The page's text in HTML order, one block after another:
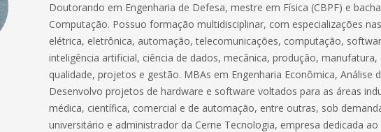
Doutorando em Engenharia de Defesa, mestre em Física (CBPF) e
Computação. Possuo formação multidisciplinar, com especializações
elétrica, eletrônica, automação, telecomunicações, computação,
inteligência artificial, ciência de dados, mecânica, produção, manufatura,
qualidade, projetos e gestão. MBAs em Engenharia Econômica, Análise
Desenvolvo projetos de hardware e software voltados para as áreas
médica, científica, comercial e de automação, entre outras, sob
universitário e administrador da Cerne Tecnologia, empresa dedicada